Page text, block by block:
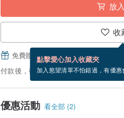
放
收
點擊愛心加入收藏夾
加入慾望清單不怕錯過，有優惠
免費贈送電子賀卡，結帳完成後填寫
付款後，從備貨到寄出商品為 5 個工作
優惠活動 看全部 (2)